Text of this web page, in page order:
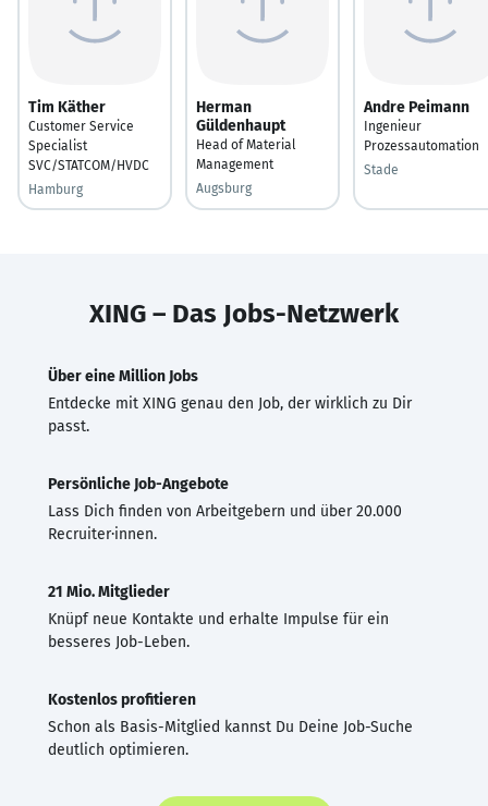
Tim Käther
Customer Service
Specialist
SVC/STATCOM/HVDC
Hamburg
Herman
Güldenhaupt
Head of Material
Management
Augsburg
Andre Peimann
Ingenieur
Prozessautomation
Stade
XING – Das Jobs-Netzwerk
Über eine Million Jobs
Entdecke mit XING genau den Job, der wirklich zu Dir
passt.
Persönliche Job-Angebote
Lass Dich finden von Arbeitgebern und über 20.000
Recruiter·innen.
21 Mio. Mitglieder
Knüpf neue Kontakte und erhalte Impulse für ein
besseres Job-Leben.
Kostenlos profitieren
Schon als Basis-Mitglied kannst Du Deine Job-Suche
deutlich optimieren.